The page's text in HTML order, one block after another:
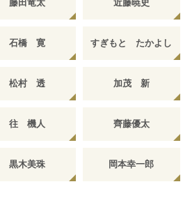
藤田竜太 近藤暁史
石橋 寛 すぎもと たかよし
松村 透 加茂 新
往 機人 齊藤優太
黒木美珠 岡本幸一郎